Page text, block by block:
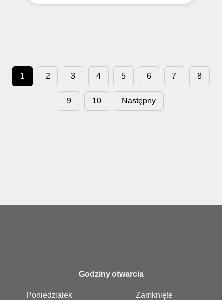
1 2 3 4 5 6 7 8
9 10 Następny
Godziny otwarcia
Poniedziałek
Zamknięte